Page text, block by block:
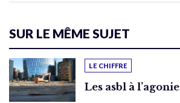
SUR LE MÊME SUJET
LE CHIFFRE
Les asbl à l’agonie